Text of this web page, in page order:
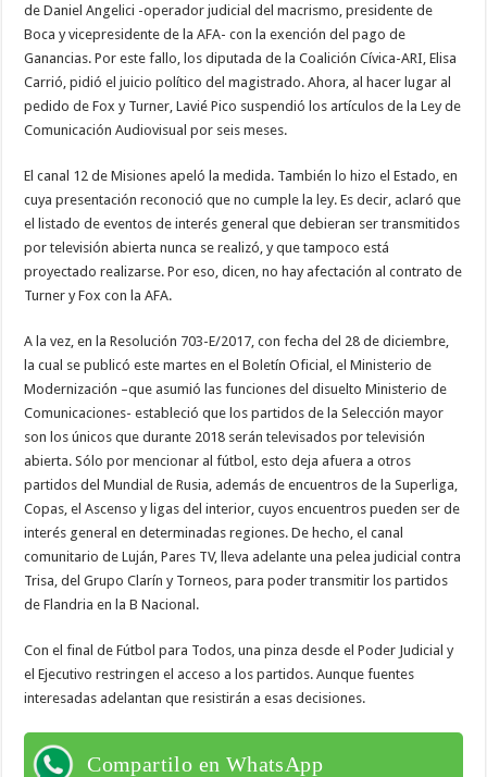
de Daniel Angelici -operador judicial del macrismo, presidente de
Boca y vicepresidente de la AFA- con la exención del pago de
Ganancias. Por este fallo, los diputada de la Coalición Cívica-ARI, Elisa
Carrió, pidió el juicio político del magistrado. Ahora, al hacer lugar al
pedido de Fox y Turner, Lavié Pico suspendió los artículos de la Ley de
Comunicación Audiovisual por seis meses.
El canal 12 de Misiones apeló la medida. También lo hizo el Estado, en
cuya presentación reconoció que no cumple la ley. Es decir, aclaró que
el listado de eventos de interés general que debieran ser transmitidos
por televisión abierta nunca se realizó, y que tampoco está
proyectado realizarse. Por eso, dicen, no hay afectación al contrato de
Turner y Fox con la AFA.
A la vez, en la Resolución 703-E/2017, con fecha del 28 de diciembre,
la cual se publicó este martes en el Boletín Oficial, el Ministerio de
Modernización –que asumió las funciones del disuelto Ministerio de
Comunicaciones- estableció que los partidos de la Selección mayor
son los únicos que durante 2018 serán televisados por televisión
abierta. Sólo por mencionar al fútbol, esto deja afuera a otros
partidos del Mundial de Rusia, además de encuentros de la Superliga,
Copas, el Ascenso y ligas del interior, cuyos encuentros pueden ser de
interés general en determinadas regiones. De hecho, el canal
comunitario de Luján, Pares TV, lleva adelante una pelea judicial contra
Trisa, del Grupo Clarín y Torneos, para poder transmitir los partidos
de Flandria en la B Nacional.
Con el final de Fútbol para Todos, una pinza desde el Poder Judicial y
el Ejecutivo restringen el acceso a los partidos. Aunque fuentes
interesadas adelantan que resistirán a esas decisiones.
Compartilo en WhatsApp